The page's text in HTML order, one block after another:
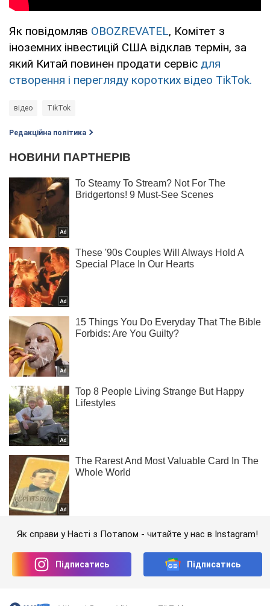
Як повідомляв OBOZREVATEL, Комітет з
іноземних інвестицій США відклав термін, за
який Китай повинен продати сервіс для
створення і перегляду коротких відео TikTok.
відео TikTok
Редакційна політика
Як справи у Насті з Потапом - читайте у нас в Instagram!
Підписатись Підписатись